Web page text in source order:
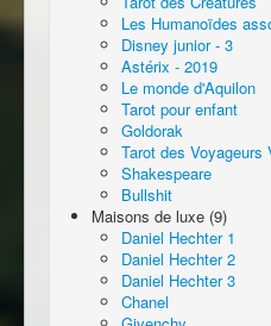
Les Humanoïdes
Disney junior - 3
Astérix - 2019
Le monde d'Aquilon
Tarot pour enfant
Goldorak
Tarot des Voyageurs
Shakespeare
Bullshit
Maisons de luxe (9)
Daniel Hechter 1
Daniel Hechter 2
Daniel Hechter 3
Chanel